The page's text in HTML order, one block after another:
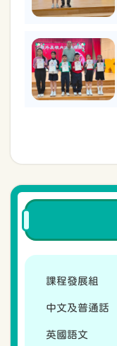
課程發展組
中文及普通話
英國語文